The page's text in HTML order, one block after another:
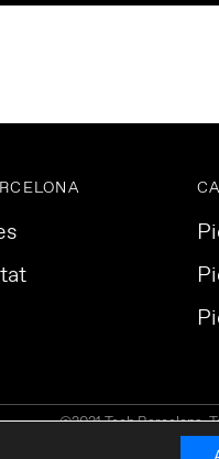
©2021 Tech Barcelona.